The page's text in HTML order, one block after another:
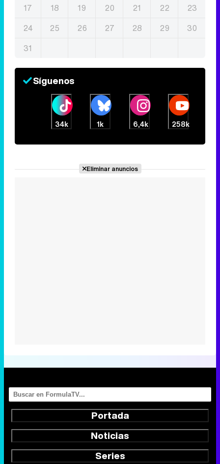
17
18 19 20 21 22
23
24
25 26 27 28 29
30
31
Síguenos
34k 1k 6,4k 258k
Eliminar anuncios
Portada
Noticias
Series